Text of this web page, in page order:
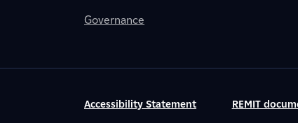
Governance
Accessibility Statement REMIT